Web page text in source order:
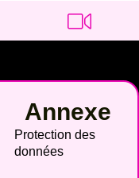
Annexe
Protection des
données